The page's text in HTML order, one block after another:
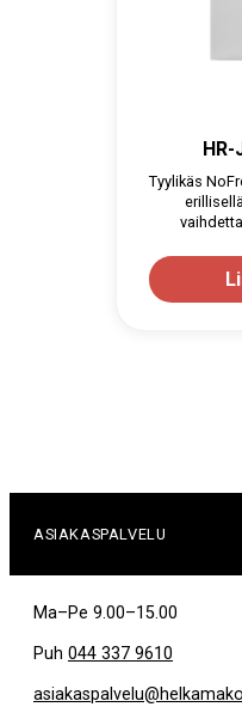
HR-
Tyylikäs
ASIAKASPALVELU
Ma–Pe 9.00–15.00
Puh 044 337 9610